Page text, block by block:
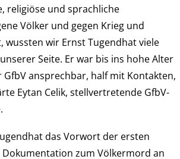
religiöse und sprachliche
Völker und gegen Krieg und
wir Ernst Tugendhat viele
Seite. Er war bis ins hohe Alter
ansprechbar, half mit Kontakten,
Eytan Celik, stellvertretende GfbV-
das Vorwort der ersten
zum Völkermord an